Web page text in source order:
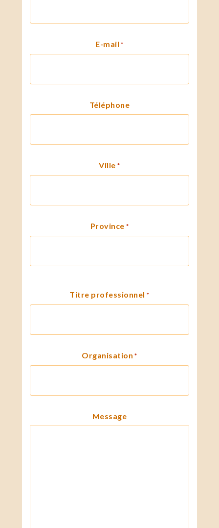
E-mail *
Téléphone
Ville *
Province *
Titre professionnel *
Organisation *
Message